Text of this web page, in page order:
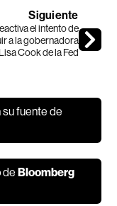
Siguiente
el intento de
a la gobernadora
Lisa Cook de la Fed
su fuente de
deBloomberg